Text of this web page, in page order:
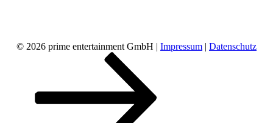
© 2026 prime entertainment GmbH | Impressum | Datenschutz